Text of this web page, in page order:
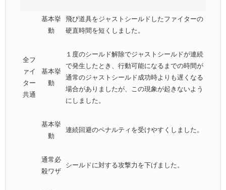
全フ
ァイ
ター
共通
基本挙
動
飛び道具をジャストシールドしたファイターの
硬直時間を短くしました。
基本挙
動
１度のシールド解除でジャストシールドが連続
で発生したとき、行動可能になるまでの時間が
通常のジャストシールド成功時よりも遅くなる
場合がありましたが、この現象が起きないよう
にしました。
基本挙
動
連続回避のペナルティを受けやすくしました。
通常必
殺ワザ
シールドに対する攻撃力を下げました。